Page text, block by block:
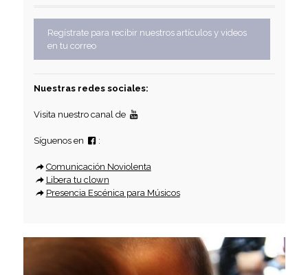
Regístrate para recibir nuestros artículos y videos
en tu correo
Nuestras redes sociales:
Visita nuestro canal de
Síguenos en :
Comunicación Noviolenta
Libera tu clown
Presencia Escénica para Músicos